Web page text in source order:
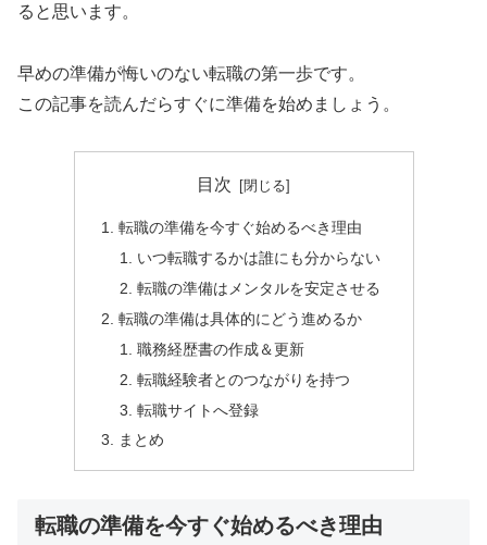
ると思います。
早めの準備が悔いのない転職の第一歩です。
この記事を読んだらすぐに準備を始めましょう。
目次
転職の準備を今すぐ始めるべき理由
いつ転職するかは誰にも分からない
転職の準備はメンタルを安定させる
転職の準備は具体的にどう進めるか
職務経歴書の作成＆更新
転職経験者とのつながりを持つ
転職サイトへ登録
まとめ
転職の準備を今すぐ始めるべき理由